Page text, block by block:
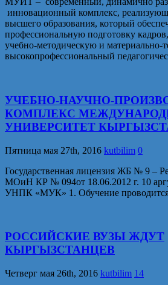
инновационный комплекс,
высшего образования, который
профессиональную подготовку
учебно-методическую и материально-
высокопрофессиональный
УЧЕБНО-НАУЧНО-
КОМПЛЕКС
УНИВЕРСИТЕТ
Пятница мая 27th, 2016 kutbilim 0
Государственная лицензия ЖБ № 9 –
МОиН КР № 094от 18.06.2012 г. 10
УНПК «МУК» 1. Обучение проводится
РОССИЙСКИЕ ВУЗЫ ЖДУТ
КЫРГЫЗСТАНЦЕВ
Четверг мая 26th, 2016 kutbilim 14